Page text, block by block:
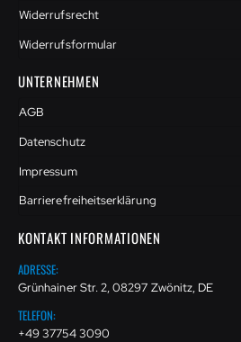
Widerrufsrecht
Widerrufsformular
UNTERNEHMEN
AGB
Datenschutz
Impressum
Barrierefreiheitserklärung
KONTAKT INFORMATIONEN
ADRESSE:
Grünhainer Str. 2, 08297 Zwönitz, DE
TELEFON:
+49 37754 3090